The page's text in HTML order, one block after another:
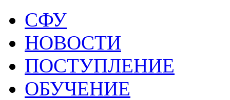
СФУ
НОВОСТИ
ПОСТУПЛЕНИЕ
ОБУЧЕНИЕ